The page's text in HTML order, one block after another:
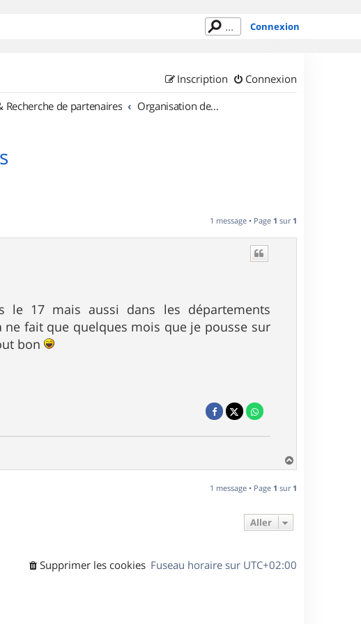
Connexion
Connexion
Inscription
de partenaires Organisation de sorties en région Poitou Charentes
1 message • Page 1 sur 1
le 17 mais aussi dans les départements
fait que quelques mois que je pousse sur
bon
a
t
1 message • Page 1 sur 1
Aller
Fuseau horaire sur UTC+02:00
Supprimer les cookies